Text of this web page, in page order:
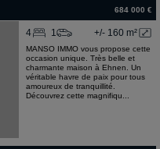
684 000 €
+/- 160 m²
4 1
MANSO IMMO vous propose cette
occasion unique. Très belle et
charmante maison à Ehnen. Un
véritable havre de paix pour tous
amoureux de tranquillité.
Découvrez cette magnifiqu...